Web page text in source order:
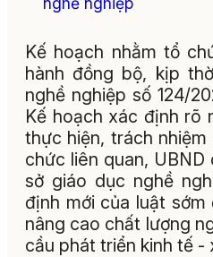
Kế hoạch nhằm tổ
hành đồng bộ, kịp
nghề nghiệp số 124/
Kế hoạch xác định rõ
thực hiện, trách
chức liên quan,
sở giáo dục nghề
định mới của luật
nâng cao chất lượng
cầu phát triển kinh tế -